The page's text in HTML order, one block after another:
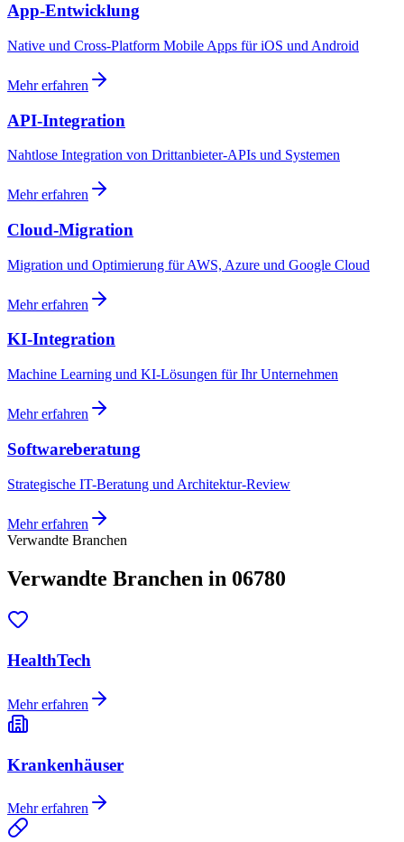
App-Entwicklung
Native und Cross-Platform Mobile Apps für iOS und Android
Mehr erfahren
API-Integration
Nahtlose Integration von Drittanbieter-APIs und Systemen
Mehr erfahren
Cloud-Migration
Migration und Optimierung für AWS, Azure und Google Cloud
Mehr erfahren
KI-Integration
Machine Learning und KI-Lösungen für Ihr Unternehmen
Mehr erfahren
Softwareberatung
Strategische IT-Beratung und Architektur-Review
Mehr erfahren
Verwandte Branchen
Verwandte Branchen in 06780
HealthTech
Mehr erfahren
Krankenhäuser
Mehr erfahren